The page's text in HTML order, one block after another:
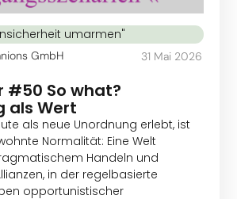
umarmen"
GmbH 31 Mai 2026
#50 So what?
als Wert
als neue Unordnung erlebt, ist
Normalität: Eine Welt
Handeln und
in der regelbasierte
opportunistischer